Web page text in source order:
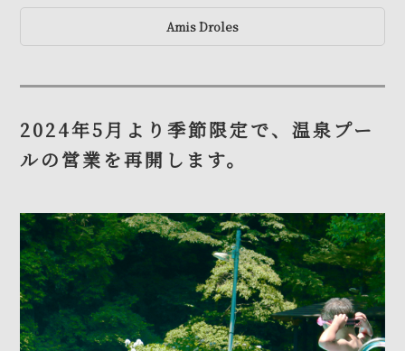
Amis Droles
2024年5月より季節限定で、温泉プー
ルの営業を再開します。